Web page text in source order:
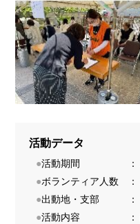
活動データ
●活動期間 ：
●ボランティア人数 ：
●出動地・支部 ：
●活動内容 ：